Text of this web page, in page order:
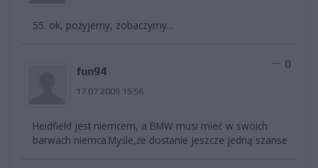
55. ok, pożyjemy, zobaczymy...
fun94
17.07.2009 15:56
0
Heidfield jest niemcem, a BMW musi mieć w swoich
barwach niemca.Myśle,że dostanie jeszcze jedną szanse